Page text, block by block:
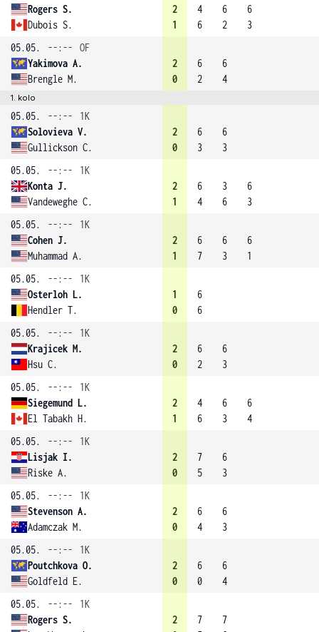
Rogers S.
Dubois S.
2
1
4
6
6
2
6
3
05.05.
--:--
OF
Yakimova A.
Brengle M.
2
0
6
2
6
4
1. kolo
05.05. --:--
1K
Solovieva V.
Gullickson C.
2
0
6
3
6
3
05.05.
--:--
1K
Konta J.
Vandeweghe C.
2
1
6
4
3
6
6
3
05.05.
--:--
1K
Cohen J.
Muhammad A.
2
1
6
7
6
3
6
1
05.05.
--:--
1K
Osterloh L.
Hendler T.
1
0
6
6
05.05.
--:--
1K
Krajicek M.
Hsu C.
2
0
6
2
6
3
05.05.
--:--
1K
Siegemund L.
El Tabakh H.
2
1
4
6
6
3
6
4
05.05.
--:--
1K
Lisjak I.
Riske A.
2
0
7
5
6
3
05.05.
--:--
1K
Stevenson A.
Adamczak M.
2
0
6
4
6
3
05.05.
--:--
1K
Poutchkova O.
Goldfeld E.
2
0
6
0
6
4
05.05.
--:--
1K
Rogers S.
2
7
7